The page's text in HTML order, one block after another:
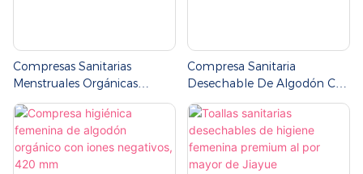
Compresas Sanitarias
Menstruales Orgánicas
Superabsorbentes De 360 ​​
Mm
Compresa Sanitaria
Desechable De Algodón Con
Iones Negativos De 420 Mm